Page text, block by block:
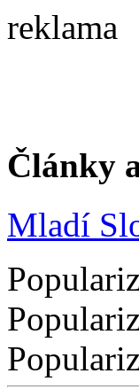
reklama
Články
Mladí